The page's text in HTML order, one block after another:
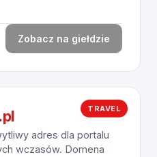
Zobacz na giełdzie
TRAVEL
.pl
adres dla portalu
wczasów. Domena